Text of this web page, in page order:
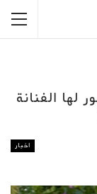
الفنانة
اخبار